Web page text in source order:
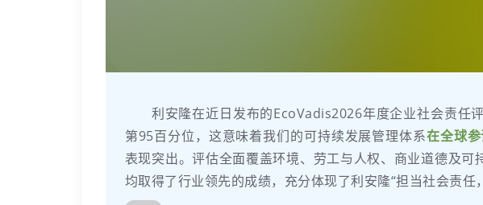
利安隆在近日发布的EcoVadis2026年度企业社会责任
第95百分位，这意味着我们的可持续发展管理体系在全球
表现突出。评估全面覆盖环境、劳工与人权、商业道德及可
均取得了行业领先的成绩，充分体现了利安隆“担当社会责任